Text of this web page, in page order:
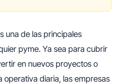
una de las principales
pyme. Ya sea para cubrir
en nuevos proyectos o
operativa diaria, las empresas